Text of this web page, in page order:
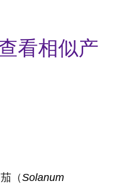
看相似产
（Solanum